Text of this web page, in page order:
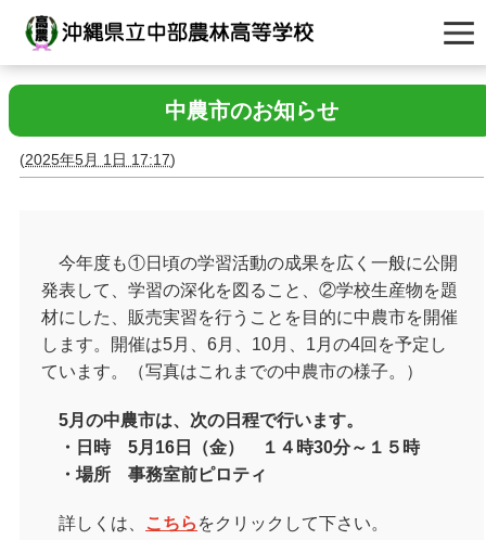
中農市のお知らせ
(2025年5月 1日 17:17)
今年度も①日頃の学習活動の成果を広く一般に公開
発表して、学習の深化を図ること、②学校生産物を題
材にした、販売実習を行うことを目的に中農市を開催
します。開催は5月、6月、10月、1月の4回を予定し
ています。（写真はこれまでの中農市の様子。）
5月の中農市は、次の日程で行います。
・日時 5月16日（金） １４時30分～１５時
・場所 事務室前ピロティ
詳しくは、 こちら をクリックして下さい。